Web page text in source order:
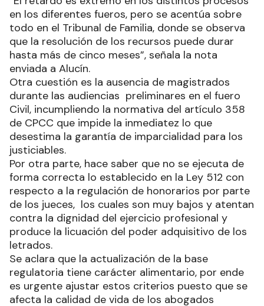
en los diferentes fueros, pero se acentúa sobre
todo en el Tribunal de Familia, donde se observa
que la resolución de los recursos puede durar
hasta más de cinco meses”, señala la nota
enviada a Alucín.
Otra cuestión es la ausencia de magistrados
durante las audiencias preliminares en el fuero
Civil, incumpliendo la normativa del artículo 358
de CPCC que impide la inmediatez lo que
desestima la garantía de imparcialidad para los
justiciables.
Por otra parte, hace saber que no se ejecuta de
forma correcta lo establecido en la Ley 512 con
respecto a la regulación de honorarios por parte
de los jueces, los cuales son muy bajos y atentan
contra la dignidad del ejercicio profesional y
produce la licuación del poder adquisitivo de los
letrados.
Se aclara que la actualización de la base
regulatoria tiene carácter alimentario, por ende
es urgente ajustar estos criterios puesto que se
afecta la calidad de vida de los abogados